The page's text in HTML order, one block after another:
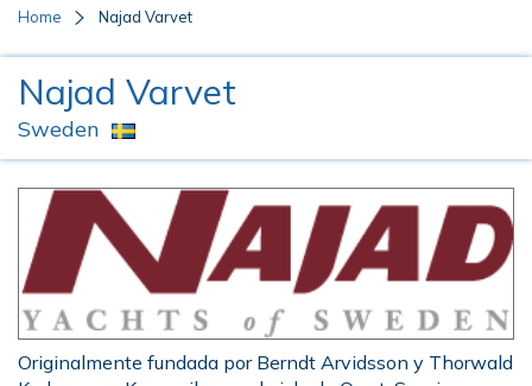
Home Najad Varvet
Najad Varvet
Sweden
Originalmente fundada por Berndt Arvidsson y Thorwald